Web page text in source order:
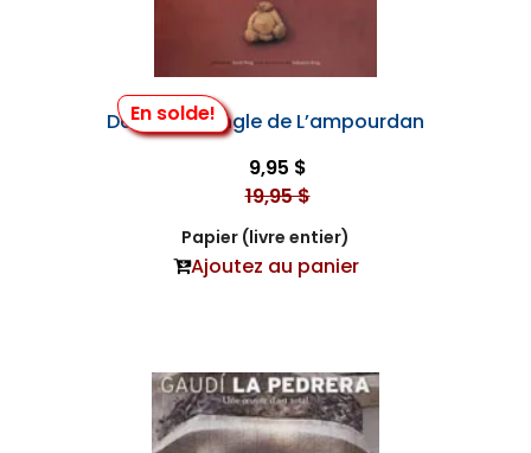
En solde!
Dali - le Triangle de L’ampourdan
9,95 $
19,95 $
Papier (livre entier)
Ajoutez au panier